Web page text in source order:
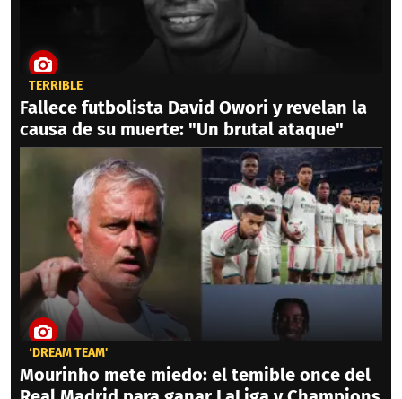
TERRIBLE
Fallece futbolista David Owori y revelan la
causa de su muerte: "Un brutal ataque"
‘DREAM TEAM'
Mourinho mete miedo: el temible once del